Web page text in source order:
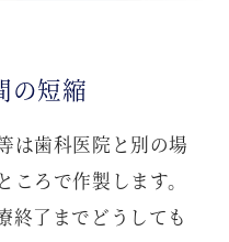
の短縮
は歯科医院と別の場
ろで作製します。
終了までどうしても